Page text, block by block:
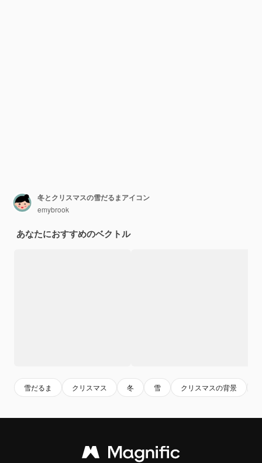
冬とクリスマスの雪だるまアイコン
emybrook
あなたにおすすめのベクトル
雪だるま クリスマス 冬 雪 クリスマスの背景